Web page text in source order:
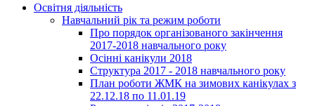
Освітня діяльність
Навчальний рік та режим роботи
Про порядок організованого закінчення
2017-2018 навчального року
Осінні канікули 2018
Структура 2017 - 2018 навчального року
План роботи ЖМК на зимових канікулах з
22.12.18 по 11.01.19